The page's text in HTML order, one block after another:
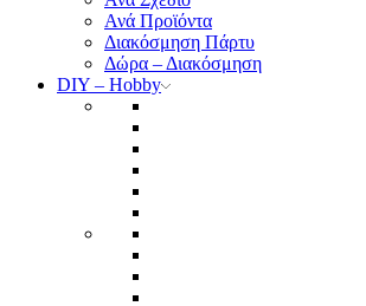
Ανά Προϊόντα
Διακόσμηση Πάρτυ
Δώρα – Διακόσμηση
DIY – Hobby